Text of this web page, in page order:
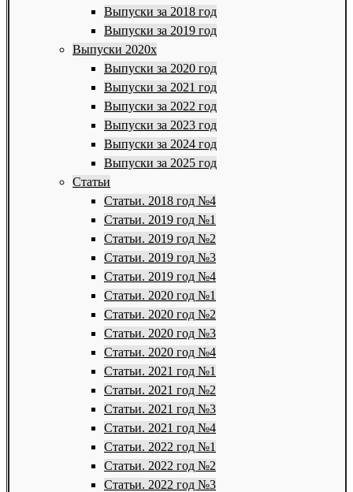
Выпуски за 2018 год
Выпуски за 2019 год
Выпуски 2020х
Выпуски за 2020 год
Выпуски за 2021 год
Выпуски за 2022 год
Выпуски за 2023 год
Выпуски за 2024 год
Выпуски за 2025 год
Статьи
Статьи. 2018 год №4
Статьи. 2019 год №1
Статьи. 2019 год №2
Статьи. 2019 год №3
Статьи. 2019 год №4
Статьи. 2020 год №1
Статьи. 2020 год №2
Статьи. 2020 год №3
Статьи. 2020 год №4
Статьи. 2021 год №1
Статьи. 2021 год №2
Статьи. 2021 год №3
Статьи. 2021 год №4
Статьи. 2022 год №1
Статьи. 2022 год №2
Статьи. 2022 год №3